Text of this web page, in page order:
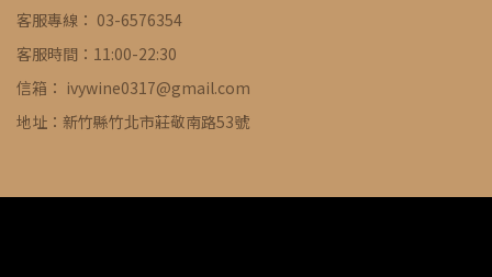
客服專線： 03-6576354
客服時間：11:00-22:30
信箱： ivywine0317@gmail.com
地址：新竹縣竹北市莊敬南路53號